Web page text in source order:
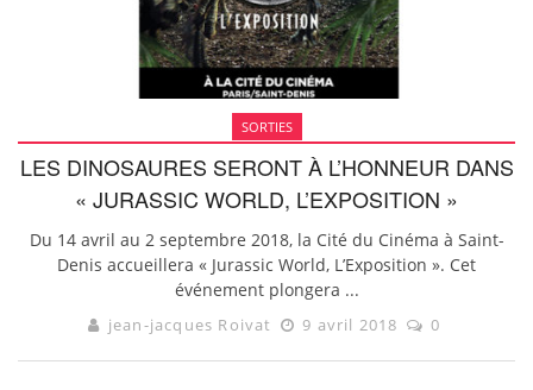
SORTIES
LES DINOSAURES SERONT À L’HONNEUR DANS
« JURASSIC WORLD, L’EXPOSITION »
Du 14 avril au 2 septembre 2018, la Cité du Cinéma à Saint-
Denis accueillera « Jurassic World, L’Exposition ». Cet
événement plongera ...
jean-jacques Roivat 9 avril 2018 0